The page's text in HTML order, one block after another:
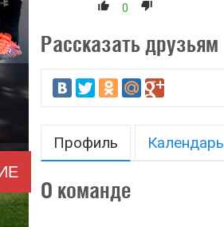
0
Рассказать друзьям
Профиль Календарь
О команде